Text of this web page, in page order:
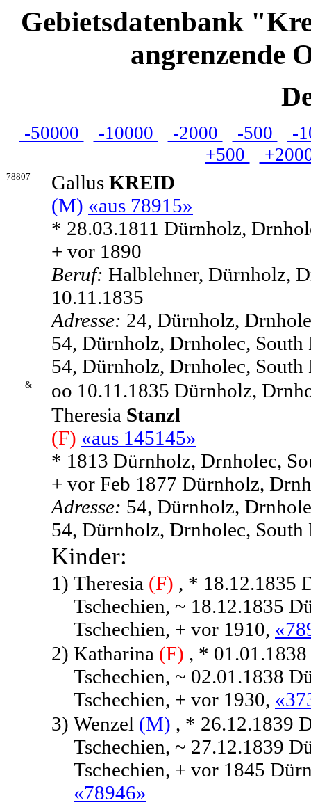
Gebietsdatenbank
angrenzende
-50000 -10000 -2000 -500
-
+500
78807 Gallus KREID
(M) «aus 78915»
* 28.03.1811 Dürnholz,
+ vor 1890
Beruf: Halblehner, Dürnholz,
10.11.1835
Adresse: 24, Dürnholz,
54, Dürnholz, Drnholec,
54, Dürnholz, Drnholec,
&
oo 10.11.1835 Dürnholz,
Theresia Stanzl
(F) «aus 145145»
* 1813 Dürnholz, Drnholec,
+ vor Feb 1877 Dürnholz,
Adresse: 54, Dürnholz,
54, Dürnholz, Drnholec,
Kinder:
1) Theresia (F) , * 18.12.1835
Tschechien, ~ 18.12.1835
Tschechien, + vor 1910,
2) Katharina (F) , *
Tschechien, ~ 02.01.1838
Tschechien, + vor 1930,
3) Wenzel (M) , * 26.12.1839
Tschechien, ~ 27.12.1839
Tschechien, + vor 1845
«78946»